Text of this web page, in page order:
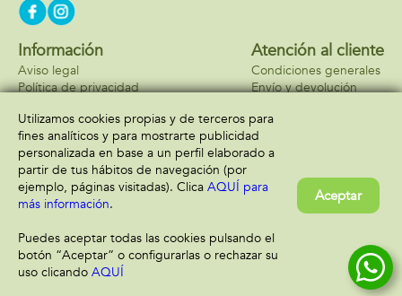
Información
Aviso legal
Política de privacidad
Atención al cliente
Condiciones generales
Envío y devolución
Formas de pago
Utilizamos cookies propias y de terceros para
fines analíticos y para mostrarte publicidad
personalizada en base a un perfil elaborado a
partir de tus hábitos de navegación (por
ejemplo, páginas visitadas). Clica AQUÍ para
más información.
Puedes aceptar todas las cookies pulsando el
botón “Aceptar” o configurarlas o rechazar su
uso clicando AQUÍ
Aceptar